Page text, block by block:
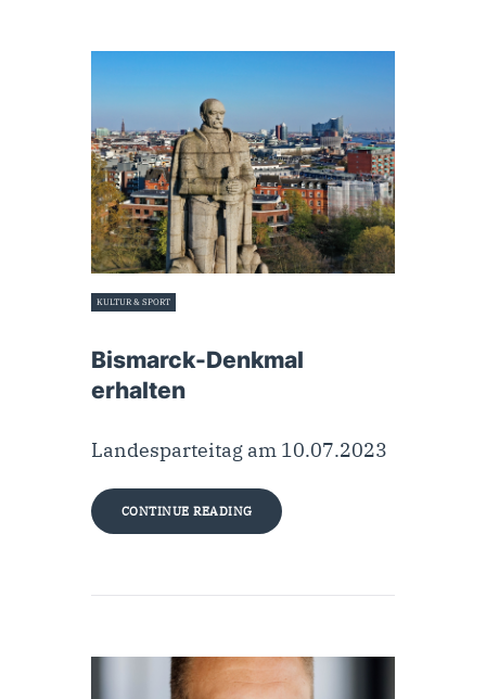
KULTUR & SPORT
Bismarck-Denkmal
erhalten
Landesparteitag am 10.07.2023
CONTINUE READING